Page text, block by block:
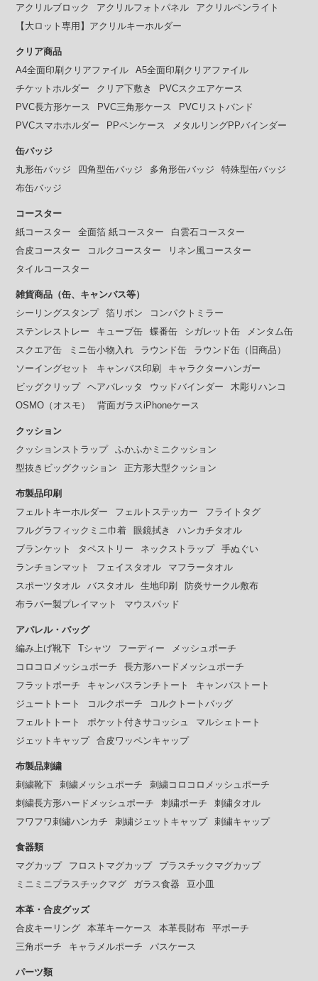
アクリルブロック
アクリルフォトパネル
アクリルペンライト
【大ロット専用】アクリルキーホルダー
クリア商品
A4全面印刷クリアファイル
A5全面印刷クリアファイル
チケットホルダー
クリア下敷き
PVCスクエアケース
PVC長方形ケース
PVC三角形ケース
PVCリストバンド
PVCスマホホルダー
PPペンケース メタルリングPPバインダー
缶バッジ
丸形缶バッジ
四角型缶バッジ 多角形缶バッジ
特殊型缶バッジ
布缶バッジ
コースター
紙コースター
全面箔 紙コースター
白雲石コースター
合皮コースター
コルクコースター
リネン風コースター
タイルコースター
雑貨商品（缶、キャンバス等）
シーリングスタンプ
箔リボン
コンパクトミラー
ステンレストレー
キューブ缶 蝶番缶 シガレット缶
メンタム缶
スクエア缶
ミニ缶小物入れ ラウンド缶
ラウンド缶（旧商品）
ソーイングセット
キャンバス印刷
キャラクターハンガー
ビッグクリップ
ヘアバレッタ ウッドバインダー
木彫りハンコ
OSMO（オスモ）
背面ガラスiPhoneケース
クッション
クッションストラップ
ふかふかミニクッション
型抜きビッグクッション
正方形大型クッション
布製品印刷
フェルトキーホルダー
フェルトステッカー
フライトタグ
フルグラフィックミニ巾着
眼鏡拭き
ハンカチタオル
ブランケット
タペストリー ネックストラップ
手ぬぐい
ランチョンマット
フェイスタオル
マフラータオル
スポーツタオル
バスタオル 生地印刷
防炎サークル敷布
布ラバー製プレイマット
マウスパッド
アパレル・バッグ
編み上げ靴下
Tシャツ フーディー
メッシュポーチ
コロコロメッシュポーチ
長方形ハードメッシュポーチ
フラットポーチ
キャンバスランチトート
キャンバストート
ジュートトート
コルクポーチ
コルクトートバッグ
フェルトトート
ポケット付きサコッシュ
マルシェトート
ジェットキャップ
合皮ワッペンキャップ
布製品刺繍
刺繍靴下
刺繍メッシュポーチ
刺繍コロコロメッシュポーチ
刺繍長方形ハードメッシュポーチ
刺繍ポーチ
刺繍タオル
フワフワ刺繡ハンカチ
刺繍ジェットキャップ 刺繍キャップ
食器類
マグカップ
フロストマグカップ
プラスチックマグカップ
ミニミニプラスチックマグ
ガラス食器 豆小皿
本革・合皮グッズ
合皮キーリング
本革キーケース 本革長財布
平ポーチ
三角ポーチ
キャラメルポーチ パスケース
パーツ類